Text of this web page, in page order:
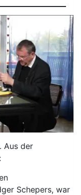
Aus der
Schepers, war